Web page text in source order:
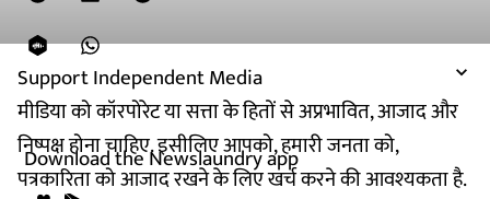
Support Independent Media
मीडिया को कॉरपोरेट या सत्ता के हितों से अप्रभावित, आजाद और
निष्पक्ष होना चाहिए. इसीलिए आपको, हमारी जनता को,
पत्रकारिता को आजाद रखने के लिए खर्च करने की आवश्यकता है.
Download the Newslaundry app